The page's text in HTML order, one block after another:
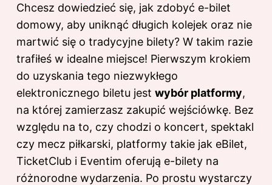
Chcesz dowiedzieć się, jak zdobyć e-bilet
domowy, aby uniknąć długich kolejek oraz nie
martwić się o tradycyjne bilety? W takim razie
trafiłeś w idealne miejsce! Pierwszym krokiem
do uzyskania tego niezwykłego
elektronicznego biletu jest wybór platformy,
na której zamierzasz zakupić wejściówkę. Bez
względu na to, czy chodzi o koncert, spektakl
czy mecz piłkarski, platformy takie jak eBilet,
TicketClub i Eventim oferują e-bilety na
różnorodne wydarzenia. Po prostu wystarczy